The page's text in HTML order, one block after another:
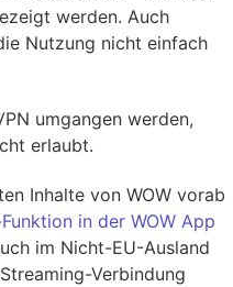
werden. Auch
Nutzung nicht einfach
umgangen werden,
erlaubt.
Inhalte von WOW vorab
in der WOW App
im Nicht-EU-Ausland
Verbindung